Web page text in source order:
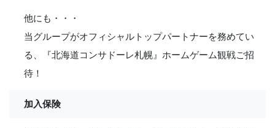
他にも・・・
当グループがオフィシャルトップパートナーを務めてい
る、『北海道コンサドーレ札幌』ホームゲーム観戦ご招
待！
加入保険